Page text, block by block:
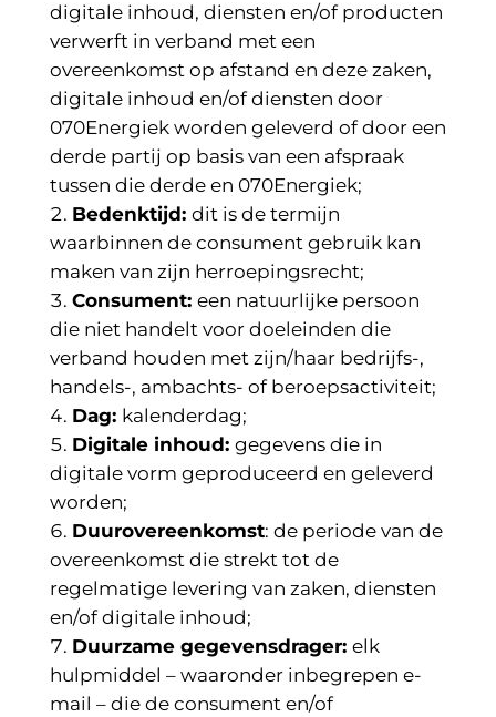
digitale inhoud, diensten en/of producten
verwerft in verband met een
overeenkomst op afstand en deze zaken,
digitale inhoud en/of diensten door
070Energiek worden geleverd of door een
derde partij op basis van een afspraak
tussen die derde en 070Energiek;
Bedenktijd: dit is de termijn
waarbinnen de consument gebruik kan
maken van zijn herroepingsrecht;
Consument: een natuurlijke persoon
die niet handelt voor doeleinden die
verband houden met zijn/haar bedrijfs-,
handels-, ambachts- of beroepsactiviteit;
Dag: kalenderdag;
Digitale inhoud: gegevens die in
digitale vorm geproduceerd en geleverd
worden;
Duurovereenkomst: de periode van de
overeenkomst die strekt tot de
regelmatige levering van zaken, diensten
en/of digitale inhoud;
Duurzame gegevensdrager: elk
hulpmiddel – waaronder inbegrepen e-
mail – die de consument en/of